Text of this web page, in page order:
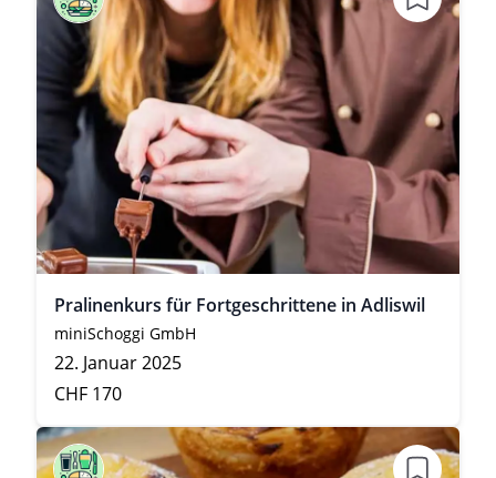
Pralinenkurs für Fortgeschrittene in Adliswil
miniSchoggi GmbH
22. Januar 2025
CHF 170